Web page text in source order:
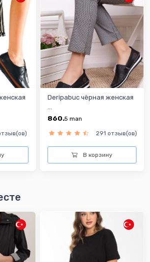
Deripabuc чёрная женская
...
860.5 man
291 отзыв(ов)
В корзину